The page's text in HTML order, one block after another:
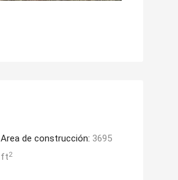
Area de construcción: 3695
ft2